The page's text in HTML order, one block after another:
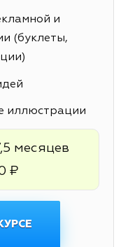
и
(буклеты,
иллюстрации
месяцев
₽